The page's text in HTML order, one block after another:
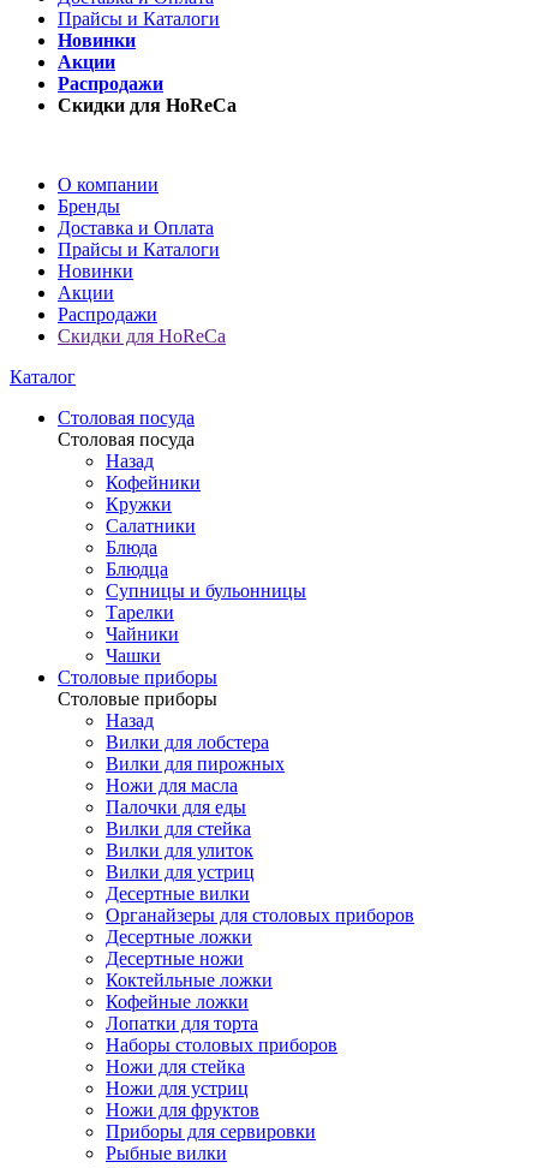
Прайсы и Каталоги
Новинки
Акции
Распродажи
Скидки для HoReCa
О компании
Бренды
Доставка и Оплата
Прайсы и Каталоги
Новинки
Акции
Распродажи
Скидки для HoReCa
Каталог
Столовая посуда
Столовая посуда
Назад
Кофейники
Кружки
Салатники
Блюда
Блюдца
Супницы и бульонницы
Тарелки
Чайники
Чашки
Cтоловые приборы
Cтоловые приборы
Назад
Вилки для лобстера
Вилки для пирожных
Ножи для масла
Палочки для еды
Вилки для стейка
Вилки для улиток
Вилки для устриц
Десертные вилки
Органайзеры для столовых приборов
Десертные ложки
Десертные ножи
Коктейльные ложки
Кофейные ложки
Лопатки для торта
Наборы столовых приборов
Ножи для стейка
Ножи для устриц
Ножи для фруктов
Приборы для сервировки
Рыбные вилки